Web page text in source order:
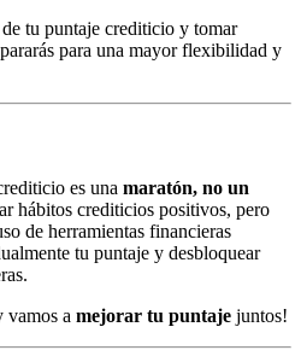
tu puntaje crediticio y tomar
para una mayor flexibilidad y
es una maratón, no un
hábitos crediticios positivos, pero
de herramientas financieras
tu puntaje y desbloquear
vamos a mejorar tu puntaje juntos!